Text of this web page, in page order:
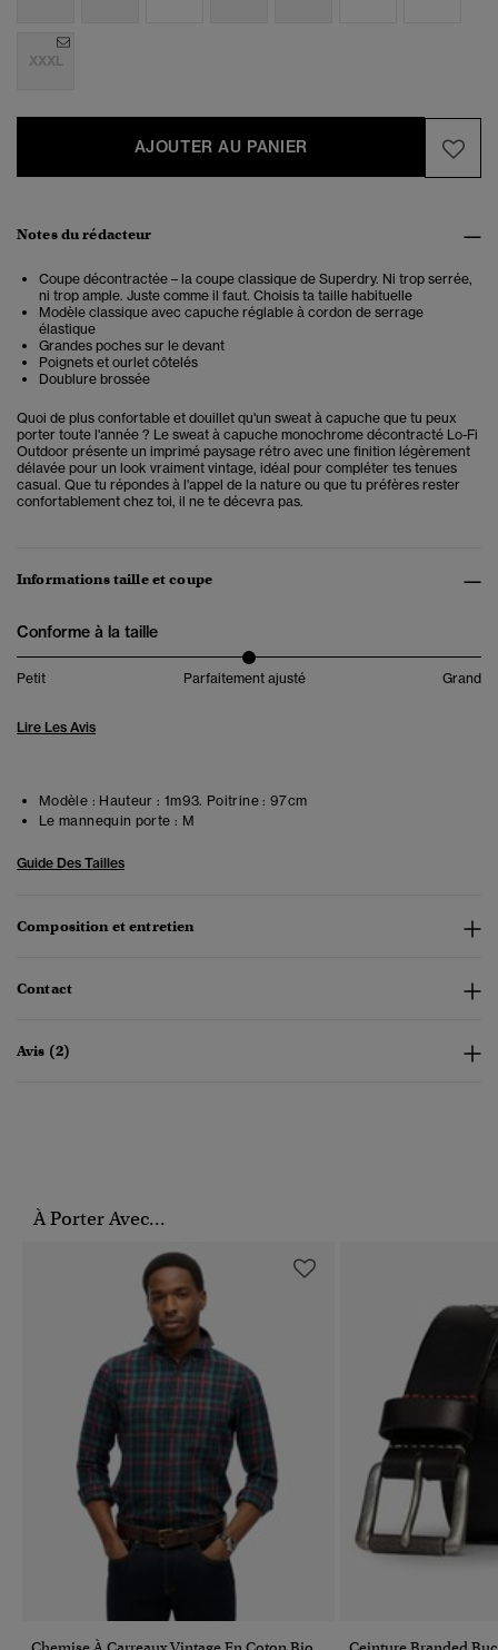
XXXL
AJOUTER AU PANIER
Notes du rédacteur
Coupe décontractée – la coupe classique de Superdry. Ni trop serrée,
ni trop ample. Juste comme il faut. Choisis ta taille habituelle
Modèle classique avec capuche réglable à cordon de serrage
élastique
Grandes poches sur le devant
Poignets et ourlet côtelés
Doublure brossée
Quoi de plus confortable et douillet qu'un sweat à capuche que tu peux
porter toute l'année ? Le sweat à capuche monochrome décontracté Lo-Fi
Outdoor présente un imprimé paysage rétro avec une finition légèrement
délavée pour un look vraiment vintage, idéal pour compléter tes tenues
casual. Que tu répondes à l'appel de la nature ou que tu préfères rester
confortablement chez toi, il ne te décevra pas.
Informations taille et coupe
Conforme à la taille
Petit Parfaitement ajusté Grand
Lire Les Avis
Modèle : Hauteur : 1m93. Poitrine : 97cm
Le mannequin porte : M
Guide Des Tailles
Composition et entretien
Contact
Avis (2)
À Porter Avec...